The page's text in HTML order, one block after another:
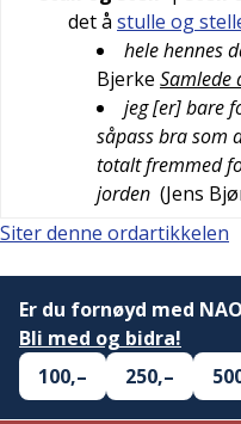
det å stulle og
hele hennes
Bjerke Samlede
jeg [er] bare
såpass bra som
totalt fremmed
jorden (Jens
Siter denne ordartikkelen
Er du fornøyd med
Bli med og bidra!
100,–
250,–